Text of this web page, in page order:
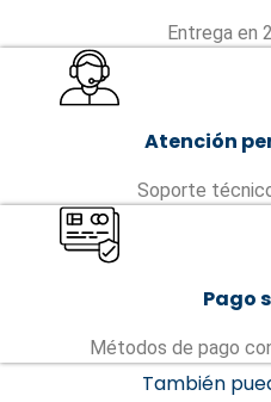
Entrega en
Atención
Soporte
Pago
Métodos de pago
También